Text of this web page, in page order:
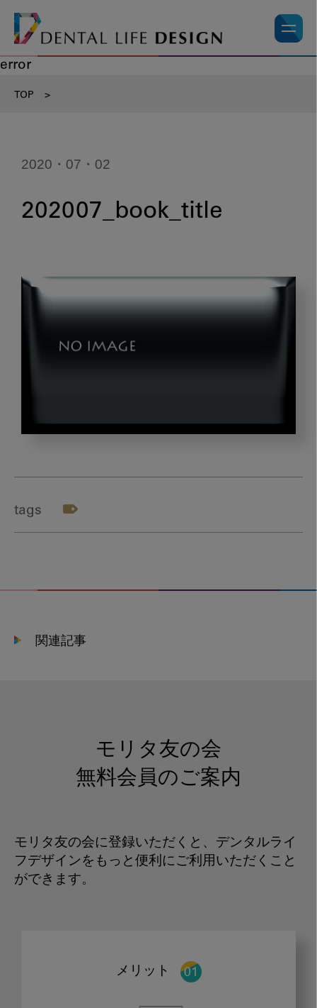
error
TOP >
2020・07・02
202007_book_title
tags
関連記事
モリタ友の会
無料会員のご案内
モリタ友の会に登録いただくと、デンタルライ
フデザインをもっと便利にご利用いただくこと
ができます。
メリット